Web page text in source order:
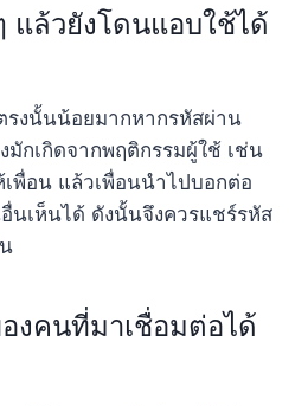
แล้วยังโดนแอบใช้ได้
รงนั้นน้อยมากหากรหัสผ่าน
มักเกิดจากพฤติกรรมผู้ใช้ เช่น
พื่อน แล้วเพื่อนนำไปบอกต่อ
นเห็นได้ ดังนั้นจึงควรแชร์รหัส
งคนที่มาเชื่อมต่อได้